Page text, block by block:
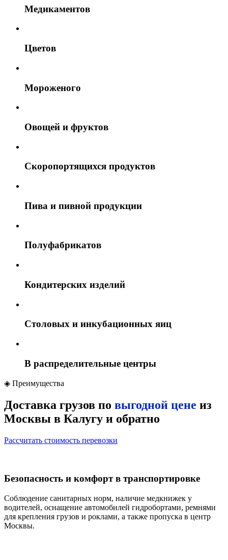
Медикаментов
Цветов
Мороженого
Овощей и фруктов
Скоропортящихся продуктов
Пива и пивной продукции
Полуфабрикатов
Кондитерских изделий
Столовых и инкубационных яиц
В распределительные центры
◈ Преимущества
Доставка грузов по выгодной цене из
Москвы в Калугу и обратно
Рассчитать стоимость перевозки
Безопасность и комфорт в транспортировке
Соблюдение санитарных норм, наличие медкнижек у
водителей, оснащение автомобилей гидробортами, ремнями
для крепления грузов и роклами, а также пропуска в центр
Москвы.